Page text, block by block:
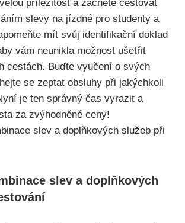
příležitost a začněte⁤ cestovat
slevy ⁣na jízdné ‌pro​ studenty a
mít⁣ svůj identifikační doklad
vám neunikla ⁤možnost ušetřit
cestách. Buďte⁣ vyučení o svých
se⁣ zeptat obsluhy​ při ⁤jakýchkoli
‌je ten⁤ správný čas ⁤vyrazit a
za zvýhodněné ceny!
slev a doplňkových